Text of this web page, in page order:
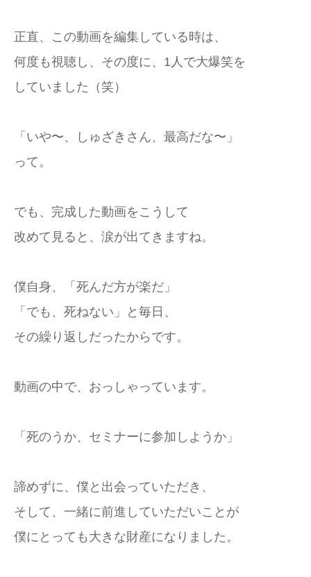
正直、この動画を編集している時は、
何度も視聴し、その度に、1人で大爆笑を
していました（笑）
「いや〜、しゅざきさん、最高だな〜」
って。
でも、完成した動画をこうして
改めて見ると、涙が出てきますね。
僕自身、「死んだ方が楽だ」
「でも、死ねない」と毎日、
その繰り返しだったからです。
動画の中で、おっしゃっています。
「死のうか、セミナーに参加しようか」
諦めずに、僕と出会っていただき、
そして、一緒に前進していただいことが
僕にとっても大きな財産になりました。